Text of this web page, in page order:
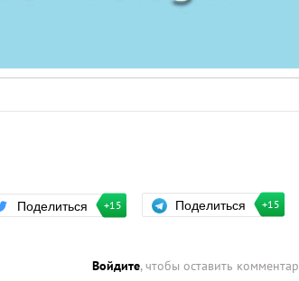
Поделиться +15 Поделиться +15
Войдите, чтобы оставить